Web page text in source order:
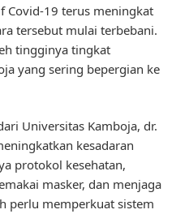
Covid-19 terus meningkat
tersebut mulai terbebani.
tingginya tingkat
yang sering bepergian ke
Universitas Kamboja, dr.
kesadaran
protokol kesehatan,
masker, dan menjaga
perlu memperkuat sistem